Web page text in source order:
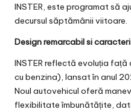
INSTER, este programat să
decursul săptămânii viitoare.
Design remarcabil si
INSTER reflectă evoluția față
cu benzina), lansat în anul
Noul autovehicul oferă
flexibilitate îmbunătățite,